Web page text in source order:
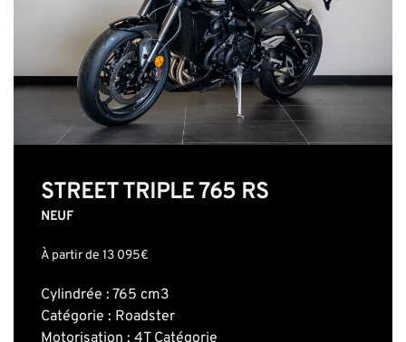
STREET TRIPLE 765 RS
NEUF
À partir de 13 095€
Cylindrée : 765 cm3
Catégorie : Roadster
Motorisation : 4T Catégorie